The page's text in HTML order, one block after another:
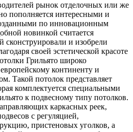
рынок отделочных или же
пополняется интересными и
по инновационным
новинкой считается
сконструировали и изобрели
своей эстетической красоте
Грильято широко
континенту и
Такой потолок представляет
комплектуется специальными
к подвесному типу потолков.
каркасных реек,
с регуляцией,
пристеновых уголков, а